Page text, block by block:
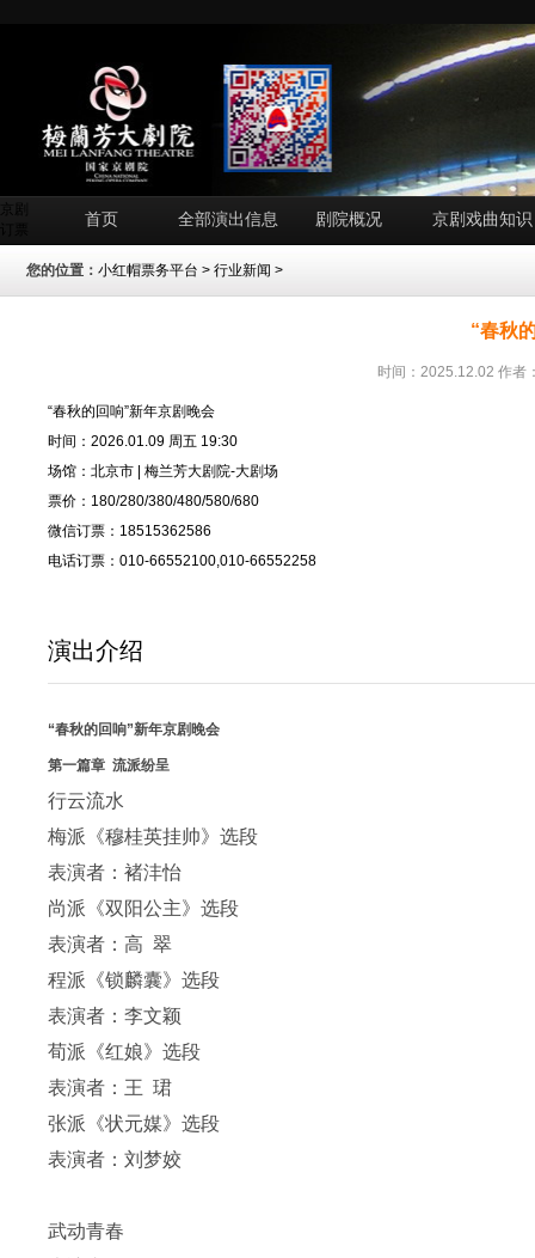
首页 全部演出信息 剧院概况 京剧戏曲知识
您的位置： 小红帽票务平台 > 行业新闻 >
“春秋
时间：2025.12.02 作者
“春秋的回响”新年京剧晚会
时间：2026.01.09 周五 19:30
场馆：北京市 | 梅兰芳大剧院-大剧场
票价：180/280/380/480/580/680
微信订票：18515362586
电话订票：010-66552100,010-66552258
演出介绍
“春秋的回响”新年京剧晚会
第一篇章 流派纷呈
行云流水
梅派《穆桂英挂帅》选段
表演者：褚沣怡
尚派《双阳公主》选段
表演者：高 翠
程派《锁麟囊》选段
表演者：李文颖
荀派《红娘》选段
表演者：王 珺
张派《状元媒》选段
表演者：刘梦姣
武动青春